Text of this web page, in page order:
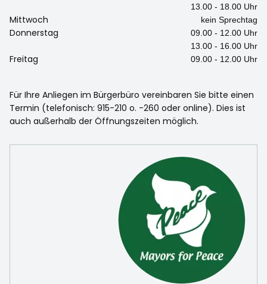
13.00 - 18.00 Uhr
Mittwoch kein Sprechtag
Donnerstag
09.00 - 12.00 Uhr
13.00 - 16.00 Uhr
Freitag 09.00 - 12.00 Uhr
Für Ihre Anliegen im Bürgerbüro vereinbaren Sie bitte einen
Termin (telefonisch: 915-210 o. -260 oder online). Dies ist
auch außerhalb der Öffnungszeiten möglich.